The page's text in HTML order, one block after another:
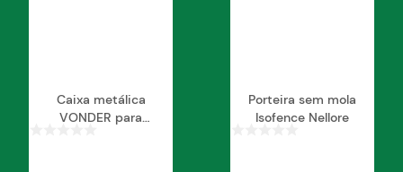
Caixa metálica
VONDER para
Porteira sem mola
Isofence Nellore